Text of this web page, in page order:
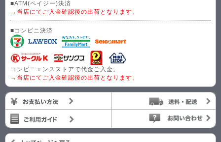
■ATM(ペイジー)決済
→当店にてご入金確認後の出荷となります。
■コンビニ決済
コンビニエンスストアで代金ご入金。
→当店にてご入金確認後の出荷となります。